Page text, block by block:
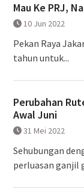
Mau Ke PRJ,
10 Jun 2022
Pekan Raya
tahun untuk...
Perubahan
Awal Juni
31 Mei 2022
Sehubungan
perluasan ganjil